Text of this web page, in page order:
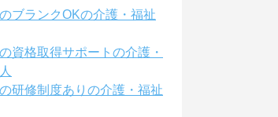
ブランクOKの介護・福祉
資格取得サポートの介護・
研修制度ありの介護・福祉